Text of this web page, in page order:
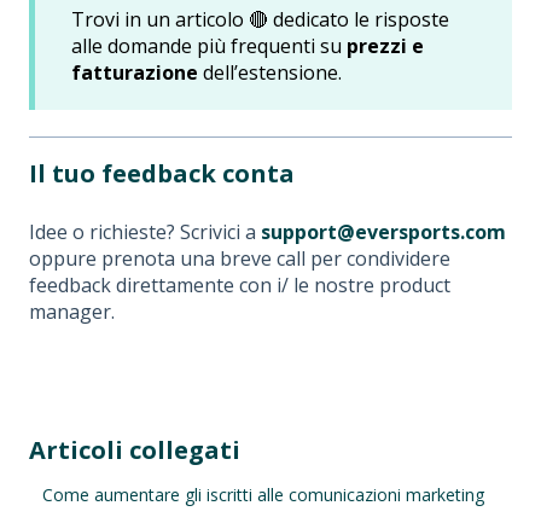
Trovi in un articolo 🔴 dedicato le risposte
alle domande più frequenti su prezzi e
fatturazione dell’estensione.
Il tuo feedback conta
Idee o richieste? Scrivici a support@eversports.com
oppure prenota una breve call per condividere
feedback direttamente con i/ le nostre product
manager.
Articoli collegati
Come aumentare gli iscritti alle comunicazioni marketing